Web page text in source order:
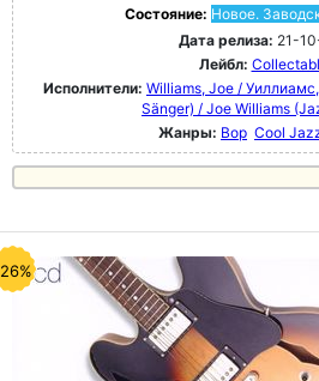
Состояние: Новое.
Дата релиза: 21-
Лейбл:
Исполнители: Williams, Joe /
Sänger) / Joe Williams
Жанры: Bop Cool